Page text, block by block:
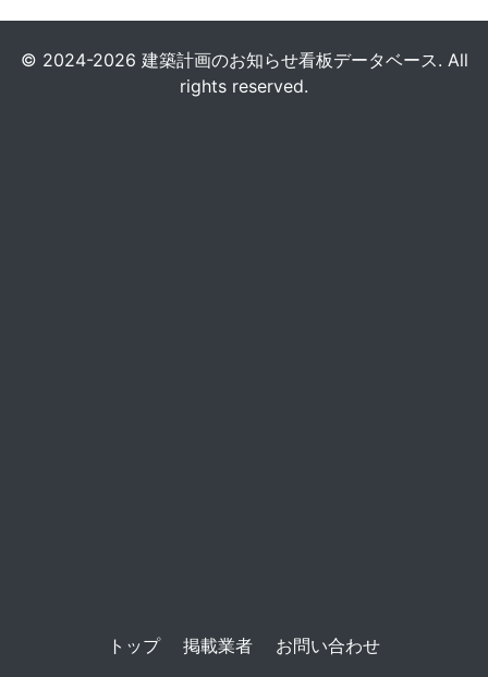
© 2024-2026 建築計画のお知らせ看板データベース. All
rights reserved.
トップ 掲載業者 お問い合わせ